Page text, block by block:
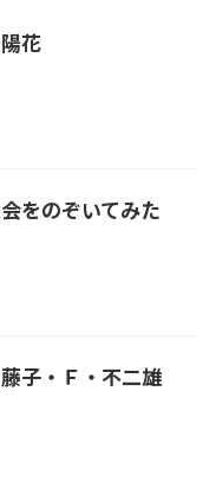
花
をのぞいてみた
子・Ｆ・不二雄